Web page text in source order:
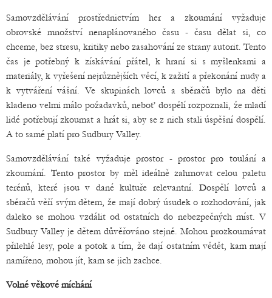
Samovzdělávání prostřednictvím her a zkoumání vyžaduje
obrovské množství nenaplánovaného času - času dělat si, co
chceme, bez stresu, kritiky nebo zasahování ze strany autorit. Tento
čas je potřebný k získávání přátel, k hraní si s myšlenkami a
materiály, k vyřešení nejrůznějších věcí, k zažití a překonání nudy a
k vytváření vášní. Ve skupinách lovců a sběračů bylo na děti
kladeno velmi málo požadavků, neboť dospělí rozpoznali, že mladí
lidé potřebují zkoumat a hrát si, aby se z nich stali úspěšní dospělí.
A to samé platí pro Sudbury Valley.
Samovzdělávání také vyžaduje prostor - prostor pro toulání a
zkoumání. Tento prostor by měl ideálně zahrnovat celou paletu
terénů, které jsou v dané kultuře relevantní. Dospělí lovců a
sběračů věří svým dětem, že mají dobrý úsudek o rozhodování, jak
daleko se mohou vzdálit od ostatních do nebezpečných míst. V
Sudbury Valley je dětem důvěřováno stejně. Mohou prozkoumávat
přilehlé lesy, pole a potok a tím, že dají ostatním vědět, kam mají
namířeno, mohou jít, kam se jich zachce.
Volné věkové míchání